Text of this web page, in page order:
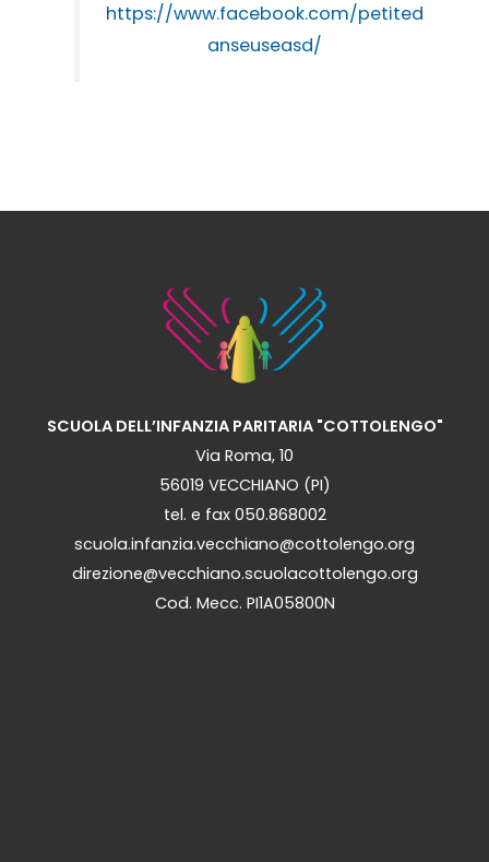
https://www.facebook.com/petited
anseuseasd/
SCUOLA DELL’INFANZIA PARITARIA "COTTOLENGO"
Via Roma, 10
56019 VECCHIANO (PI)
tel. e fax 050.868002
scuola.infanzia.vecchiano@cottolengo.org
direzione@vecchiano.scuolacottolengo.org
Cod. Mecc. PI1A05800N